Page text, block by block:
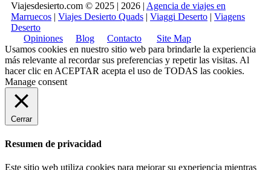
Viajesdesierto.com © 2025 | 2026 | Agencia de viajes en
Marruecos | Viajes Desierto Quads | Viaggi Deserto | Viagens
Deserto
Opiniones
Blog Contacto
Site Map
Usamos cookies en nuestro sitio web para brindarle la experiencia
más relevante al recordar sus preferencias y repetir las visitas. Al
hacer clic en ACEPTAR acepta el uso de TODAS las cookies.
Manage consent
Cerrar
Resumen de privacidad
Este sitio web utiliza cookies para mejorar su experiencia mientras